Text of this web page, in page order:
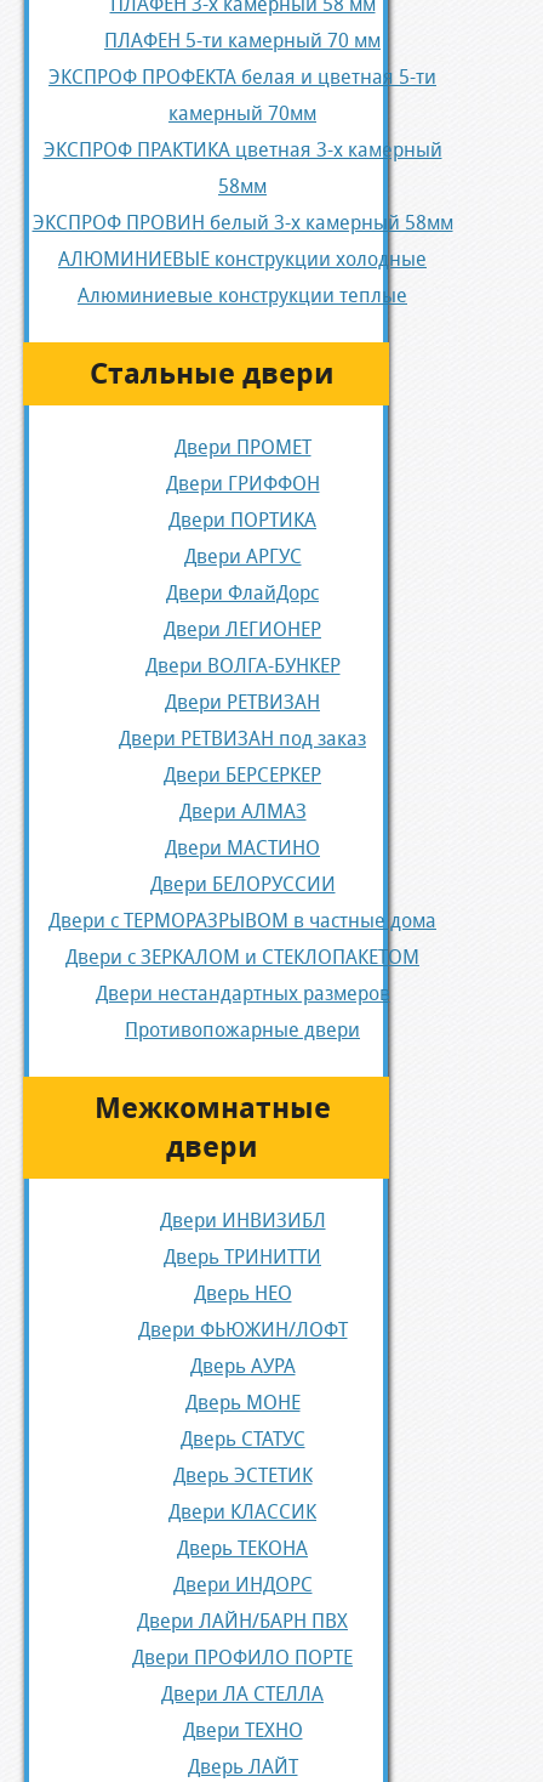
ПЛАФЕН 5-ти камерный 70 мм
ЭКСПРОФ ПРОФЕКТА белая и цветная 5-ти
камерный 70мм
ЭКСПРОФ ПРАКТИКА цветная 3-х камерный
58мм
ЭКСПРОФ ПРОВИН белый 3-х камерный 58мм
АЛЮМИНИЕВЫЕ конструкции холодные
Алюминиевые конструкции теплые
Стальные двери
Двери ПРОМЕТ
Двери ГРИФФОН
Двери ПОРТИКА
Двери АРГУС
Двери ФлайДорс
Двери ЛЕГИОНЕР
Двери ВОЛГА-БУНКЕР
Двери РЕТВИЗАН
Двери РЕТВИЗАН под заказ
Двери БЕРСЕРКЕР
Двери АЛМАЗ
Двери МАСТИНО
Двери БЕЛОРУССИИ
Двери с ТЕРМОРАЗРЫВОМ в частные дома
Двери с ЗЕРКАЛОМ и СТЕКЛОПАКЕТОМ
Двери нестандартных размеров
Противопожарные двери
Межкомнатные
двери
Двери ИНВИЗИБЛ
Дверь ТРИНИТТИ
Дверь НЕО
Двери ФЬЮЖИН/ЛОФТ
Дверь АУРА
Дверь МОНЕ
Дверь СТАТУС
Дверь ЭСТЕТИК
Двери КЛАССИК
Дверь ТЕКОНА
Двери ИНДОРС
Двери ЛАЙН/БАРН ПВХ
Двери ПРОФИЛО ПОРТЕ
Двери ЛА СТЕЛЛА
Двери ТЕХНО
Дверь ЛАЙТ